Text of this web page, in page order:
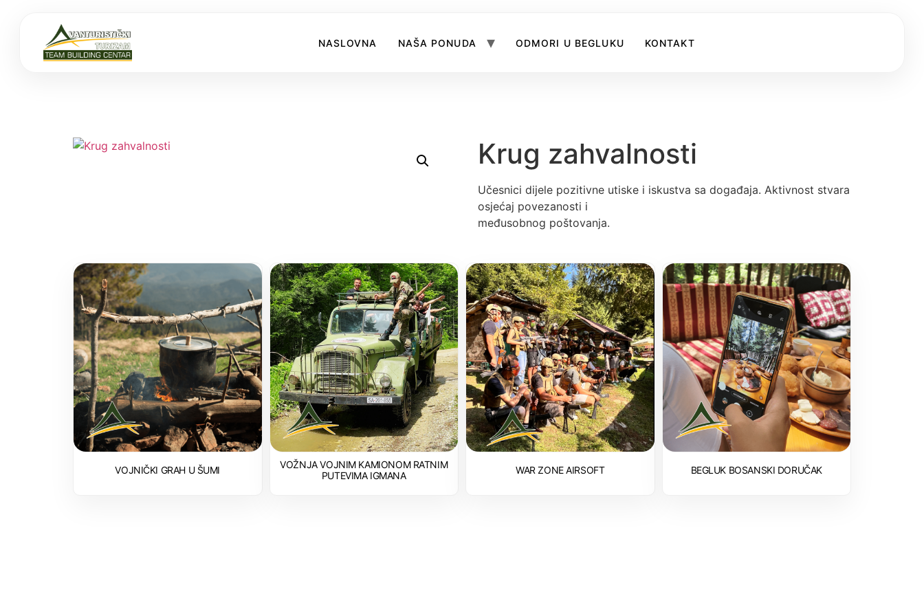
NASLOVNA NAŠA PONUDA ODMORI U BEGLUKU KONTAKT
Krug zahvalnosti
Učesnici dijele pozitivne utiske i iskustva sa događaja. Aktivnost stvara
osjećaj povezanosti i
međusobnog poštovanja.
VOJNIČKI GRAH U ŠUMI
VOŽNJA VOJNIM KAMIONOM RATNIM
PUTEVIMA IGMANA
WAR ZONE AIRSOFT BEGLUK BOSANSKI DORUČAK